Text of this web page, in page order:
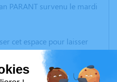
PARANT survenu le mardi
cet espace pour laisser
des photos souvenirs, une
à travers des
endroit est un lieu